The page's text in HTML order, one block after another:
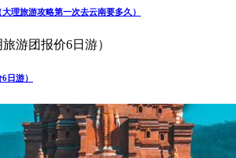
理旅游攻略第一次去云南要多久）
日游）